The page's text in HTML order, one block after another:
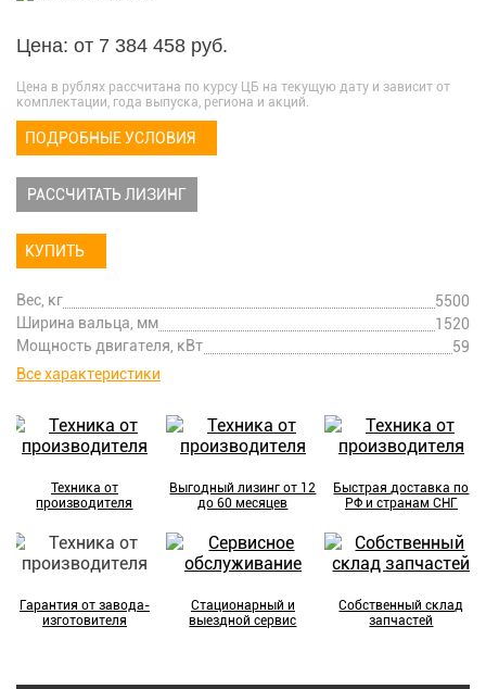
Цена: от 7 384 458 руб.
Цена в рублях рассчитана по курсу ЦБ на текущую дату и зависит от
комплектации, года выпуска, региона и акций.
ПОДРОБНЫЕ УСЛОВИЯ
РАССЧИТАТЬ ЛИЗИНГ
КУПИТЬ
Вес, кг
5500
Ширина вальца, мм
1520
Мощность двигателя, кВт
59
Все характеристики
Техника от
производителя
Выгодный лизинг от 12
до 60 месяцев
Быстрая доставка по
РФ и странам СНГ
Гарантия от завода-
изготовителя
Стационарный и
выездной сервис
Собственный склад
запчастей